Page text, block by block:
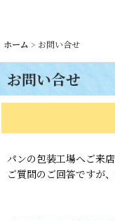
ホーム > お問い合せ
お問い合せ
パンの包装工場へご来
ご質問のご回答ですが